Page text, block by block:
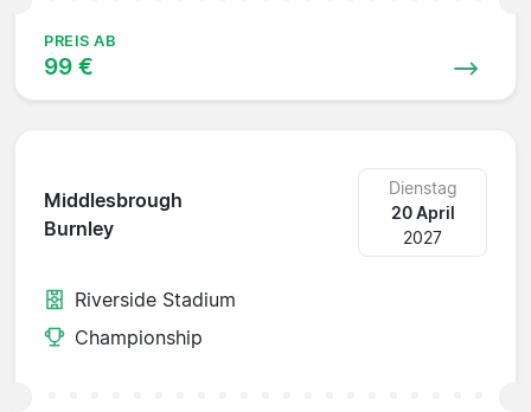
PREIS AB
99 €
Middlesbrough
Burnley
Dienstag
20 April
2027
Riverside Stadium
Championship